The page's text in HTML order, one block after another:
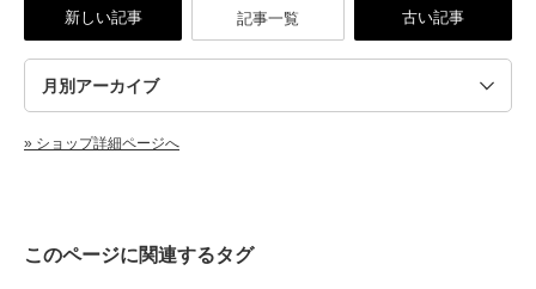
新しい記事 記事一覧 古い記事
» ショップ詳細ページへ
このページに関連するタグ